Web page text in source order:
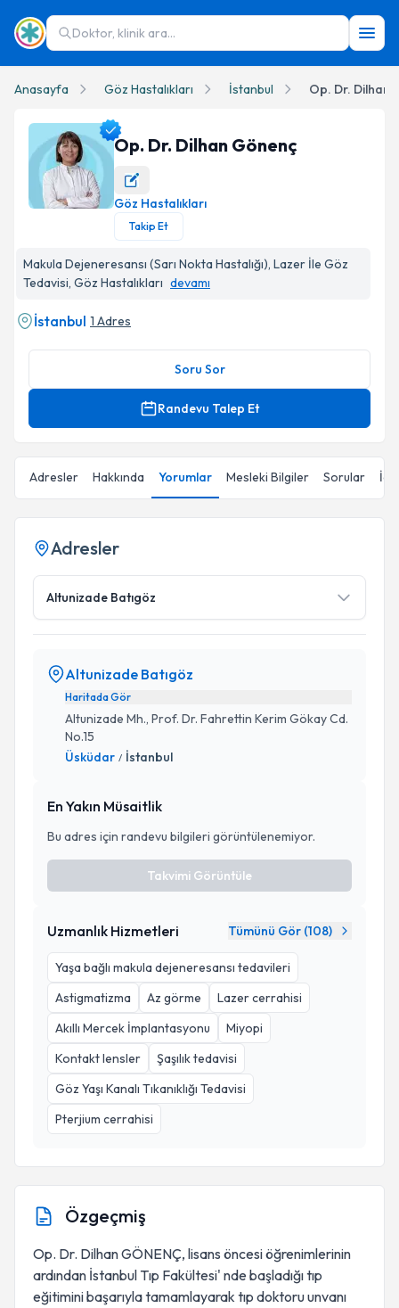
Doktor, klinik ara...
Anasayfa Göz Hastalıkları İstanbul Op. Dr. Dilhan
Op. Dr. Dilhan Gönenç Profil Fotoğrafı
Op. Dr. Dilhan Gönenç
Göz Hastalıkları
Takip Et
Makula Dejeneresansı (Sarı Nokta Hastalığı), Lazer İle Göz
Tedavisi, Göz Hastalıkları devamı
İstanbul 1 Adres
Soru Sor
Randevu Talep Et
Adresler Hakkında Yorumlar Mesleki Bilgiler Sorular
Adresler
Altunizade Batıgöz
Altunizade Batıgöz
Haritada Gör
Altunizade Mh., Prof. Dr. Fahrettin Kerim Gökay Cd.
No.15
Üsküdar / İstanbul
En Yakın Müsaitlik
Bu adres için randevu bilgileri görüntülenemiyor.
Takvimi Görüntüle
Uzmanlık Hizmetleri Tümünü Gör (108)
Yaşa bağlı makula dejeneresansı tedavileri
Astigmatizma
Az görme
Lazer cerrahisi
Akıllı Mercek İmplantasyonu
Miyopi
Kontakt lensler
Şaşılık tedavisi
Göz Yaşı Kanalı Tıkanıklığı Tedavisi
Pterjium cerrahisi
Özgeçmiş
Op. Dr. Dilhan GÖNENÇ, lisans öncesi öğrenimlerinin
ardından İstanbul Tıp Fakültesi' nde başladığı tıp
eğitimini başarıyla tamamlayarak tıp doktoru unvanı